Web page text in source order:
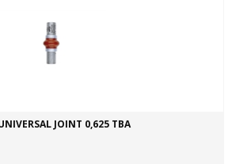
JOINT 0,625 TBA